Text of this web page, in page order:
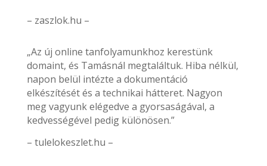
– zaszlok.hu –
„Az új online tanfolyamunkhoz kerestünk
domaint, és Tamásnál megtaláltuk. Hiba nélkül,
napon belül intézte a dokumentáció
elkészítését és a technikai hátteret. Nagyon
meg vagyunk elégedve a gyorsaságával, a
kedvességével pedig különösen.”
– tulelokeszlet.hu –